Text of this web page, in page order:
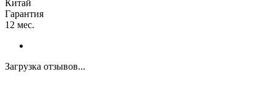
Китай
Гарантия
12 мес.
Загрузка отзывов...